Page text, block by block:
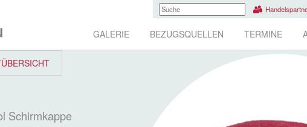
GALERIE BEZUGSQUELLEN TERMINE
Schirmkappe